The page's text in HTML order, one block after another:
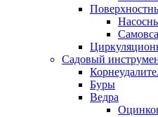
Садовый
Буры
Ведра